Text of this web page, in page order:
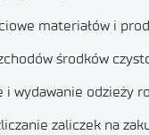
materiałów i
środków
i wydawanie odzieży
zaliczek na